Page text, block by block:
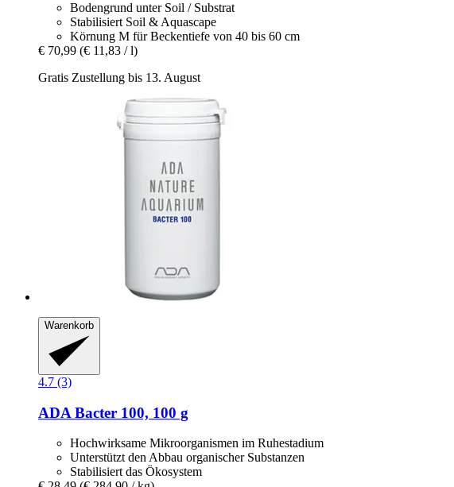
Bodengrund unter Soil / Substrat
Stabilisiert Soil & Aquascape
Körnung M für Beckentiefe von 40 bis 60 cm
€ 70,99 (€ 11,83 / l)
Gratis Zustellung bis 13. August
Warenkorb
4.7 (3)
ADA Bacter 100, 100 g
Hochwirksame Mikroorganismen im Ruhestadium
Unterstützt den Abbau organischer Substanzen
Stabilisiert das Ökosystem